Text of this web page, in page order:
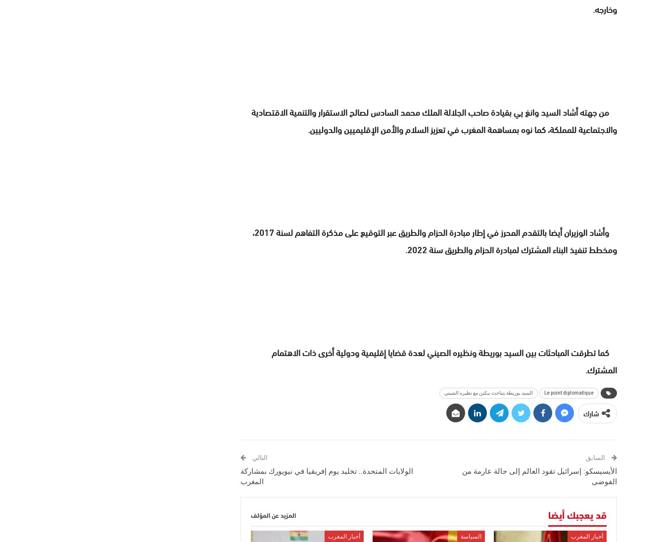
وخارجه.
من جهته أشاد السيد وانغ يي بقيادة صاحب الجلالة الملك محمد السادس لصالح الاستقرار والتنمية الاقتصادية
والاجتماعية للمملكة، كما نوه بمساهمة المغرب في تعزيز السلام والأمن الإقليميين والدوليين.
وأشاد الوزيران أيضا بالتقدم المحرز في إطار مبادرة الحزام والطريق عبر التوقيع على مذكرة التفاهم لسنة 2017،
ومخطط تنفيذ البناء المشترك لمبادرة الحزام والطريق سنة 2022.
كما تطرقت المباحثات بين السيد بوريطة ونظيره الصيني لعدة قضايا إقليمية ودولية أخرى ذات الاهتمام
المشترك.
Le point diplomatique السيد بوريطة يتباحث ببكين مع نظيره الصيني
شارك
السابق
الأيسيسكو: إسرائيل تقود العالم إلى حالة عارمة من
الفوضى
التالي
الولايات المتحدة.. تخليد يوم إفريقيا في نيويورك بمشاركة
المغرب
قد يعجبك أيضا المزيد عن المؤلف
أخبار المغرب السياسة أخبار المغرب